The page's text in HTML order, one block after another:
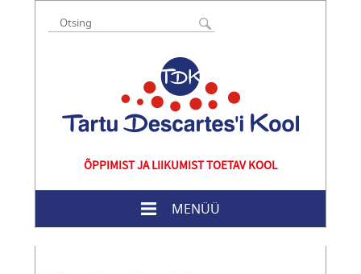
ÕPPIMIST JA LIIKUMIST TOETAV KOOL
MENÜÜ